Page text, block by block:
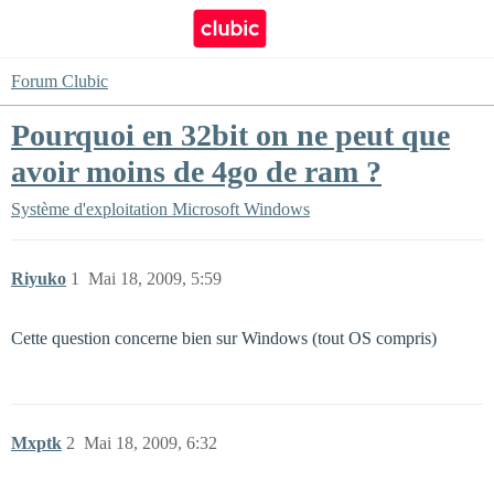
Forum Clubic
Pourquoi en 32bit on ne peut que
avoir moins de 4go de ram ?
Système d'exploitation Microsoft Windows
Riyuko Mai 18, 2009, 5:59
1
Cette question concerne bien sur Windows (tout OS compris)
Mxptk Mai 18, 2009, 6:32
2